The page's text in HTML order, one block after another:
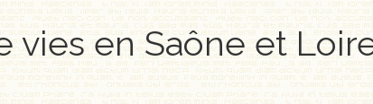
vies en Saône et